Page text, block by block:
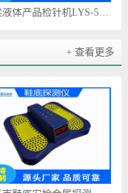
吕梁液体产品检针机LYS-505A
+ 查看更多